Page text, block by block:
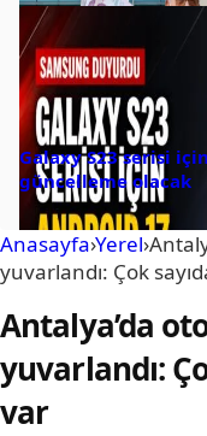
Galaxy S23 serisi
güncelleme olacak
Anasayfa›Yerel›
yuvarlandı: Çok
Antalya’da
yuvarlandı:
var